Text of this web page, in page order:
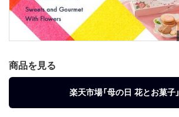
商品を見る
楽天市場「母の日 花とお菓子」